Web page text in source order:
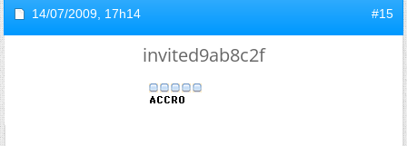
14/07/2009, 17h14 #15
invited9ab8c2f